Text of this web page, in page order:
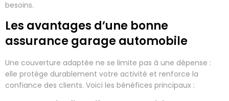
besoins.
Les avantages d’une bonne
assurance garage automobile
Une couverture adaptée ne se limite pas à une dépense :
elle protège durablement votre activité et renforce la
confiance des clients. Voici les bénéfices principaux :